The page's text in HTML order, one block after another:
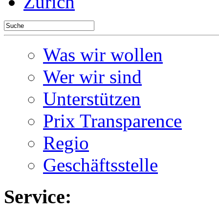
Was wir wollen
Wer wir sind
Unterstützen
Prix Transparence
Regio
Geschäftsstelle
Service: